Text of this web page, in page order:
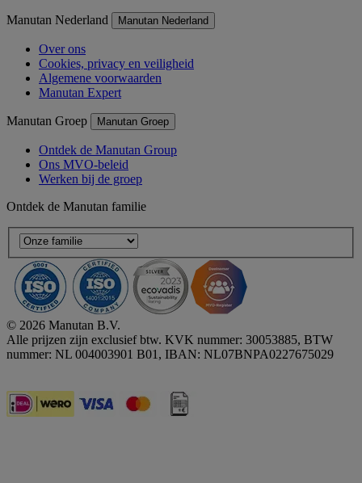
Manutan Nederland Manutan Nederland
Over ons
Cookies, privacy en veiligheid
Algemene voorwaarden
Manutan Expert
Manutan Groep Manutan Groep
Ontdek de Manutan Group
Ons MVO-beleid
Werken bij de groep
Ontdek de Manutan familie
© 2026 Manutan B.V.
Alle prijzen zijn exclusief btw. KVK nummer: 30053885, BTW
nummer: NL 004003901 B01, IBAN: NL07BNPA0227675029